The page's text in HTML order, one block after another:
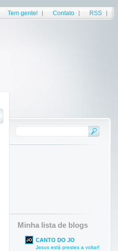
Tem gente!
Contato RSS
Minha lista de blogs
CANTO DO JO
Jesus está prestes a voltar!